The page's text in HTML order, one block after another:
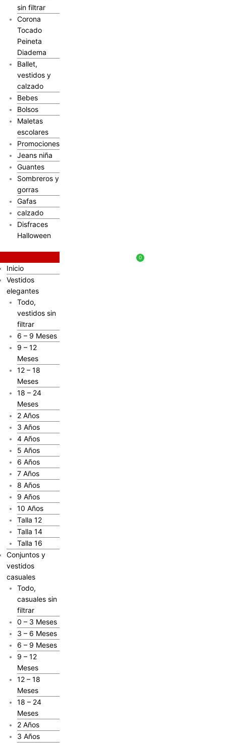
sin filtrar
Corona
Tocado
Peineta
Diadema
Ballet,
vestidos y
calzado
Bebes
Bolsos
Maletas
escolares
Promociones
Jeans niña
Guantes
Sombreros y
gorras
Gafas
calzado
Disfraces
Halloween
Inicio
Vestidos
elegantes
Todo,
vestidos sin
filtrar
6 – 9 Meses
9 – 12
Meses
12 – 18
Meses
18 – 24
Meses
2 Años
3 Años
4 Años
5 Años
6 Años
7 Años
8 Años
9 Años
10 Años
Talla 12
Talla 14
Talla 16
Conjuntos y
vestidos
casuales
Todo,
casuales sin
filtrar
0 – 3 Meses
3 – 6 Meses
6 – 9 Meses
9 – 12
Meses
12 – 18
Meses
18 – 24
Meses
2 Años
3 Años
0